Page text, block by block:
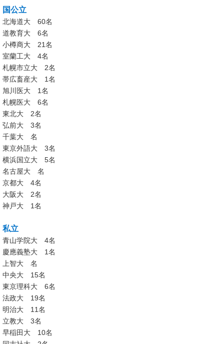
国公立
北海道大 60名
道教育大 6名
小樽商大 21名
室蘭工大 4名
札幌市立大 2名
帯広畜産大 1名
旭川医大 1名
札幌医大 6名
東北大 2名
弘前大 3名
千葉大 名
東京外語大 3名
横浜国立大 5名
名古屋大 名
京都大 4名
大阪大 2名
神戸大 1名
私立
青山学院大 4名
慶應義塾大 1名
上智大 名
中央大 15名
東京理科大 6名
法政大 19名
明治大 11名
立教大 3名
早稲田大 10名